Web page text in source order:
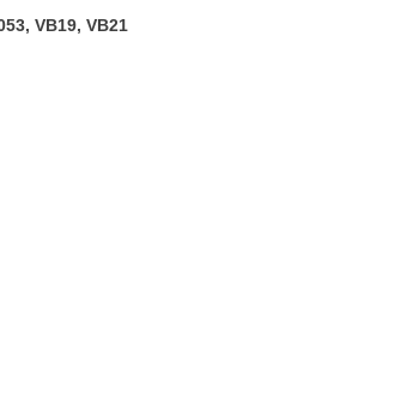
VB19, VB21